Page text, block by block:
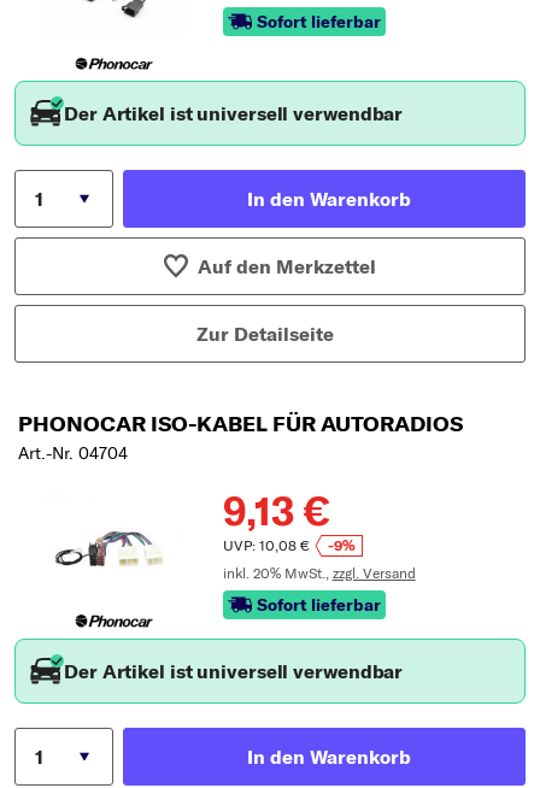
Sofort lieferbar
Der Artikel ist universell verwendbar
In den Warenkorb
Auf den Merkzettel
Zur Detailseite
PHONOCAR ISO-KABEL FÜR AUTORADIOS
Art.-Nr. 04704
9,13 €
UVP: 10,08 €
-9%
inkl. 20% MwSt., zzgl. Versand
Sofort lieferbar
Der Artikel ist universell verwendbar
In den Warenkorb